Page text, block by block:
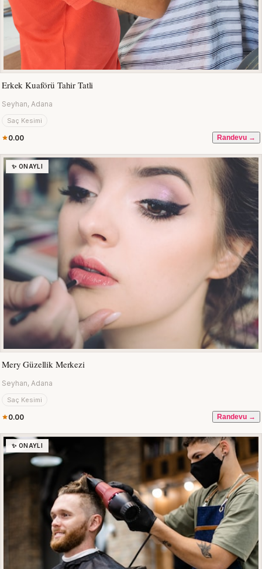
Erkek Kuaförü Tahir Tatli
Seyhan, Adana
Saç Kesimi
0.00 Randevu →
✨ ONAYLI
Mery Güzellik Merkezi
Seyhan, Adana
Saç Kesimi
0.00 Randevu →
✨ ONAYLI